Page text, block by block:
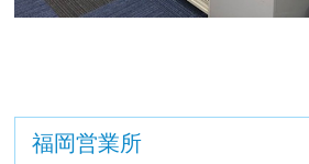
福岡営業所